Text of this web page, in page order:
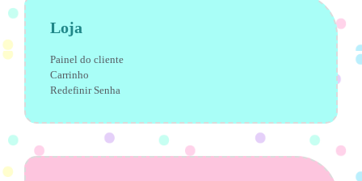
Loja
Painel do cliente
Carrinho
Redefinir Senha